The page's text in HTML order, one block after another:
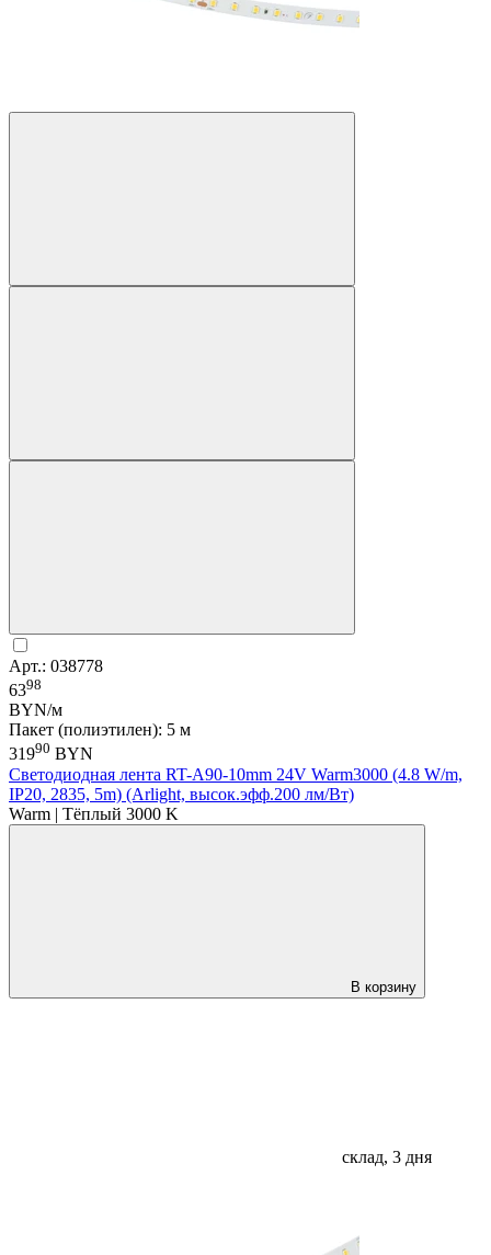
Арт.: 038778
6398
BYN/м
Пакет (полиэтилен): 5 м
31990 BYN
Светодиодная лента RT-A90-10mm 24V Warm3000 (4.8 W/m,
IP20, 2835, 5m) (Arlight, высок.эфф.200 лм/Вт)
Warm | Тёплый 3000 K
В корзину
склад, 3 дня